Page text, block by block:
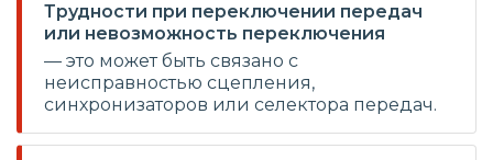
Трудности при переключении передач
или невозможность переключения
— это может быть связано с
неисправностью сцепления,
синхронизаторов или селектора передач.